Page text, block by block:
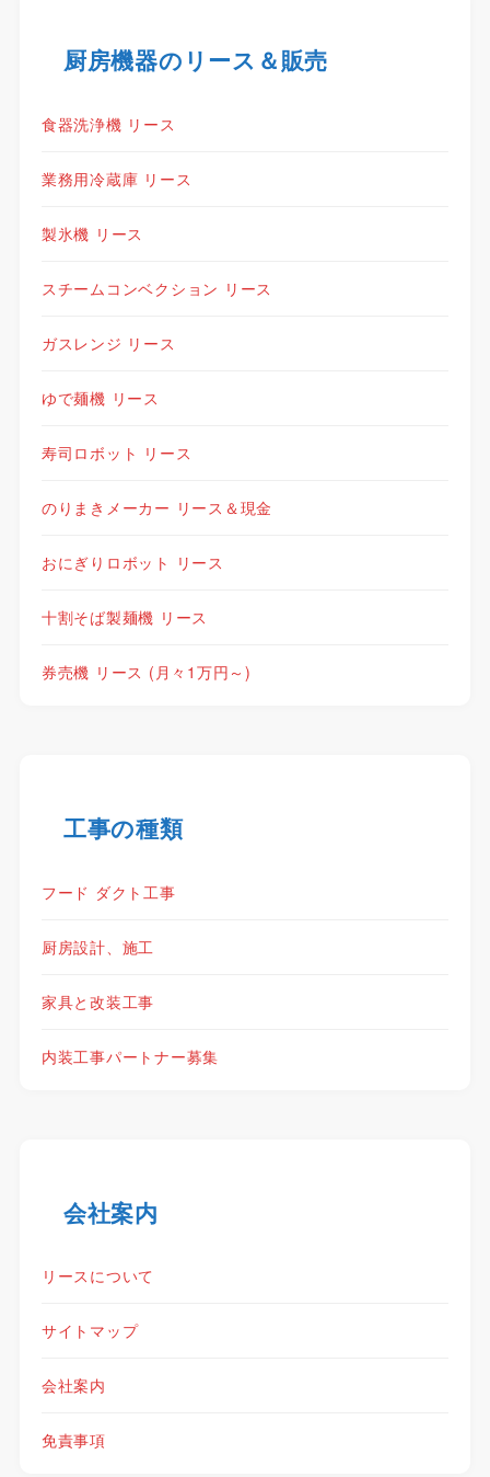
厨房機器のリース＆販売
食器洗浄機 リース
業務用冷蔵庫 リース
製氷機 リース
スチームコンベクション リース
ガスレンジ リース
ゆで麺機 リース
寿司ロボット リース
のりまきメーカー リース＆現金
おにぎりロボット リース
十割そば製麺機 リース
券売機 リース (月々1万円～)
工事の種類
フード ダクト工事
厨房設計、施工
家具と改装工事
内装工事パートナー募集
会社案内
リースについて
サイトマップ
会社案内
免責事項